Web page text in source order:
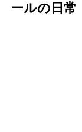
ールの日